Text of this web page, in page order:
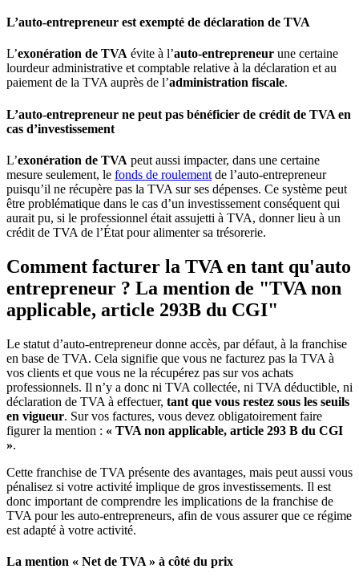
L’auto-entrepreneur est exempté de déclaration de TVA
L’exonération de TVA évite à l’auto-entrepreneur une certaine
lourdeur administrative et comptable relative à la déclaration et au
paiement de la TVA auprès de l’administration fiscale.
L’auto-entrepreneur ne peut pas bénéficier de crédit de TVA en
cas d’investissement
L’exonération de TVA peut aussi impacter, dans une certaine
mesure seulement, le fonds de roulement de l’auto-entrepreneur
puisqu’il ne récupère pas la TVA sur ses dépenses. Ce système peut
être problématique dans le cas d’un investissement conséquent qui
aurait pu, si le professionnel était assujetti à TVA, donner lieu à un
crédit de TVA de l’État pour alimenter sa trésorerie.
Comment facturer la TVA en tant qu'auto
entrepreneur ? La mention de "TVA non
applicable, article 293B du CGI"
Le statut d’auto-entrepreneur donne accès, par défaut, à la franchise
en base de TVA. Cela signifie que vous ne facturez pas la TVA à
vos clients et que vous ne la récupérez pas sur vos achats
professionnels. Il n’y a donc ni TVA collectée, ni TVA déductible, ni
déclaration de TVA à effectuer, tant que vous restez sous les seuils
en vigueur. Sur vos factures, vous devez obligatoirement faire
figurer la mention : « TVA non applicable, article 293 B du CGI
».
Cette franchise de TVA présente des avantages, mais peut aussi vous
pénalisez si votre activité implique de gros investissements. Il est
donc important de comprendre les implications de la franchise de
TVA pour les auto-entrepreneurs, afin de vous assurer que ce régime
est adapté à votre activité.
La mention « Net de TVA » à côté du prix